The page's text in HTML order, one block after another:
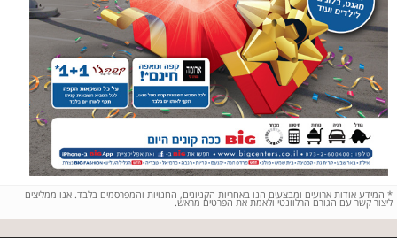
* המידע אודות ארועים ומבצעים הנו באחריות הקניונים, החנויות והמפרסמים בלבד. אנו ממליצים
ליצור קשר עם הגורם הרלוונטי ולאמת את הפרטים מראש.